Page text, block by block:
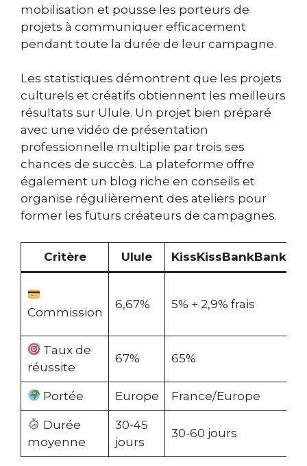
mobilisation et pousse les porteurs de
projets à communiquer efficacement
pendant toute la durée de leur campagne.
Les statistiques démontrent que les projets
culturels et créatifs obtiennent les meilleurs
résultats sur Ulule. Un projet bien préparé
avec une vidéo de présentation
professionnelle multiplie par trois ses
chances de succès. La plateforme offre
également un blog riche en conseils et
organise régulièrement des ateliers pour
former les futurs créateurs de campagnes.
Critère Ulule KissKissBankBank
Commission
6,67% 5% + 2,9% frais
Taux de
réussite
67% 65%
Portée Europe France/Europe
Durée
moyenne
30-45
jours
30-60 jours